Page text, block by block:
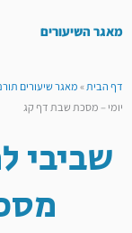
מאגר השיעורים
דף הבית»מאגר שיעורים
יומי – מסכת שבת דף קג
שביבי